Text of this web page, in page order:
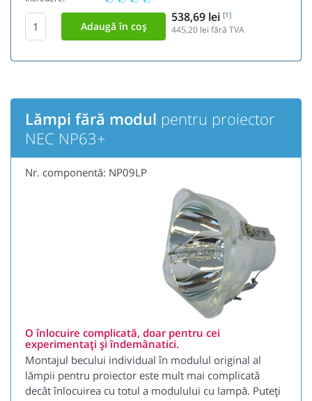
538,69 lei [1]
445,20 lei fără TVA
Lămpi fără modul pentru proiector
NEC NP63+
Nr. componentă: NP09LP
O înlocuire complicată, doar pentru cei
experimentați și îndemânatici.
Montajul becului individual în modulul original al
lămpii pentru proiector este mult mai complicată
decât înlocuirea cu totul a modulului cu lampă. Puteți